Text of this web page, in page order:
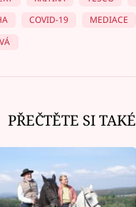
COVID-19 MEDIACE
PŘEČTĚTE SI TAKÉ